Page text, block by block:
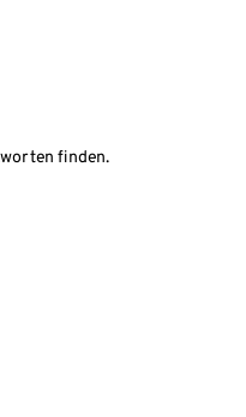
finden.